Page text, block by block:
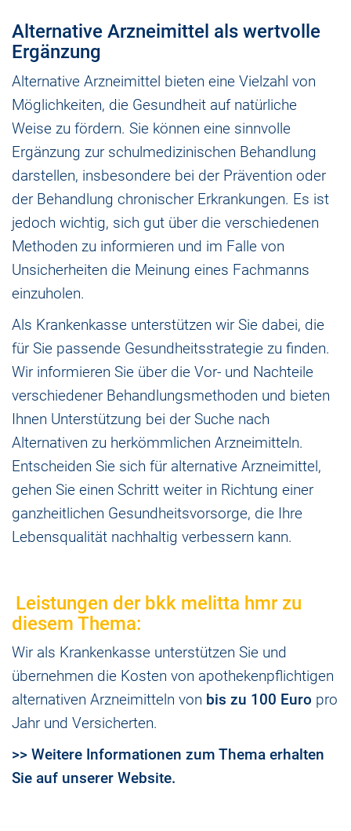
Alternative Arzneimittel als wertvolle
Ergänzung
Alternative Arzneimittel bieten eine Vielzahl von
Möglichkeiten, die Gesundheit auf natürliche
Weise zu fördern. Sie können eine sinnvolle
Ergänzung zur schulmedizinischen Behandlung
darstellen, insbesondere bei der Prävention oder
der Behandlung chronischer Erkrankungen. Es ist
jedoch wichtig, sich gut über die verschiedenen
Methoden zu informieren und im Falle von
Unsicherheiten die Meinung eines Fachmanns
einzuholen.
Als Krankenkasse unterstützen wir Sie dabei, die
für Sie passende Gesundheitsstrategie zu finden.
Wir informieren Sie über die Vor- und Nachteile
verschiedener Behandlungsmethoden und bieten
Ihnen Unterstützung bei der Suche nach
Alternativen zu herkömmlichen Arzneimitteln.
Entscheiden Sie sich für alternative Arzneimittel,
gehen Sie einen Schritt weiter in Richtung einer
ganzheitlichen Gesundheitsvorsorge, die Ihre
Lebensqualität nachhaltig verbessern kann.
Leistungen der bkk melitta hmr zu
diesem Thema:
Wir als Krankenkasse unterstützen Sie und
übernehmen die Kosten von apothekenpflichtigen
alternativen Arzneimitteln von bis zu 100 Euro pro
Jahr und Versicherten.
>> Weitere Informationen zum Thema erhalten
Sie auf unserer Website.